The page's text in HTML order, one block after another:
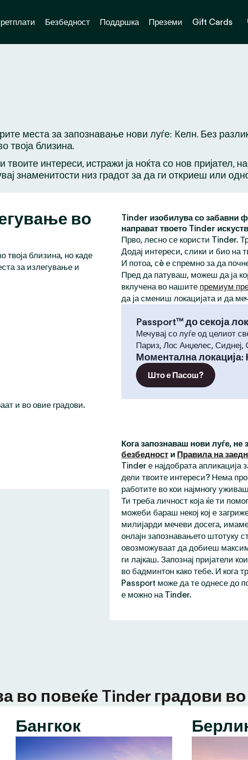
Безбедност Поддршка Преземи Gift Cards
места за запознавање нови луѓе: Келн. Без
твоја близина.
интереси, истражи ја ноќта со нов пријател,
знаменитости низ градот за да ги откриеш или
во
твоја близина, но каде
за излегување и
и во овие градови.
Tinder изобилува со забавни
направат твоето Tinder
Прво, лесно се користи Tinder.
Додај интереси, слики и био на
И потоа, сè е спремно за да
Пред да патуваш, можеш да ја
вклучена во нашите премиум
да ја смениш локацијата и да
Passport™ до секоја
Мечувај со луѓе од целиот
Париз, Лос Анџелес,
Моментална локација:
Што е Пасош?
Кога запознаваш нови луѓе,
безбедност и Правила на
Tinder е најдобрата апликација
дели твоите интереси? Нема
работите во кои најмногу
Ти треба личност која ќе ти
можеби бараш некој кој е
милијарди мечеви досега, имаме
онлајн запознавањето штотуку
овозможуваат да добиеш
ги лајкаш. Запознај пријатели
во бадминтон како тебе. И кога
Passport може да те однесе до
е можно на Tinder.
во повеќе Tinder градови
Бангкок